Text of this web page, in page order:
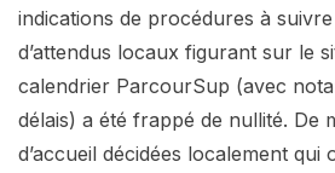
indications de procédures à
d’attendus locaux figurant sur le
calendrier ParcourSup (avec
délais) a été frappé de nullité. De
d’accueil décidées localement qui